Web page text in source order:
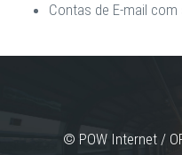
Contas de E-mail
© POW Internet /